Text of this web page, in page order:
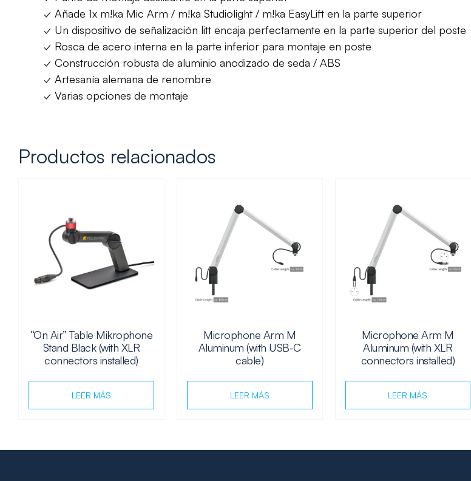
✓ Añade 1x m!ka Mic Arm / m!ka Studiolight / m!ka EasyLift en la parte superior
✓ Un dispositivo de señalización litt encaja perfectamente en la parte superior del poste
✓ Rosca de acero interna en la parte inferior para montaje en poste
✓ Construcción robusta de aluminio anodizado de seda / ABS
✓ Artesanía alemana de renombre
✓ Varias opciones de montaje
Productos relacionados
“On Air” Table Mikrophone
Stand Black (with XLR
connectors installed)
LEER MÁS
Microphone Arm M
Aluminum (with USB-C
cable)
LEER MÁS
Microphone Arm M
Aluminum (with XLR
connectors installed)
LEER MÁS